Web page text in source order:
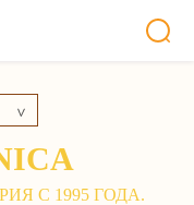
С 1995 ГОДА.